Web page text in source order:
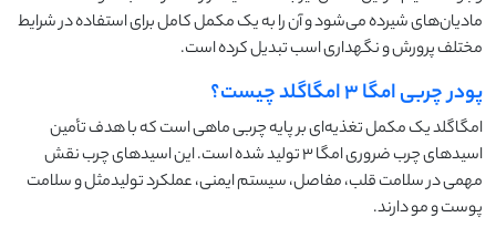
مادیان‌های شیرده می‌شود و آن را به یک مکمل کامل برای استفاده در شرایط
مختلف پرورش و نگهداری اسب تبدیل کرده است.
پودر چربی امگا ۳ امگاگلد چیست؟
امگاگلد یک مکمل تغذیه‌ای بر پایه چربی ماهی است که با هدف تأمین
اسیدهای چرب ضروری امگا ۳ تولید شده است. این اسیدهای چرب نقش
مهمی در سلامت قلب، مفاصل، سیستم ایمنی، عملکرد تولیدمثل و سلامت
پوست و مو دارند.